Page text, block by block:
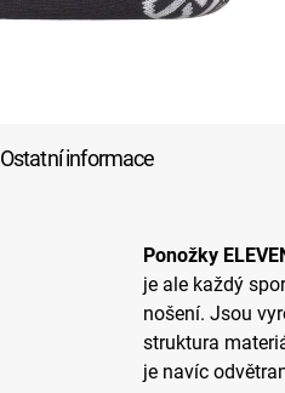
Ostatní informace
Ponožky
je ale každý
nošení. Jsou
struktura
je navíc